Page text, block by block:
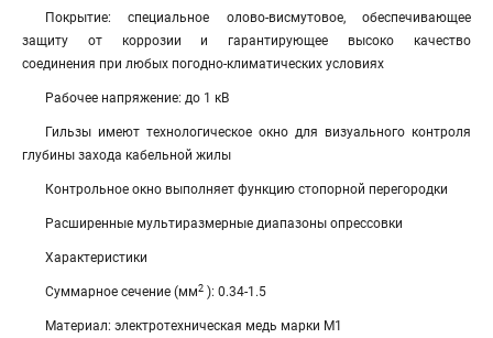
Покрытие: специальное олово-висмутовое, обеспечивающее
защиту от коррозии и гарантирующее высоко качество
соединения при любых погодно-климатических условиях
Рабочее напряжение: до 1 кВ
Гильзы имеют технологическое окно для визуального контроля
глубины захода кабельной жилы
Контрольное окно выполняет функцию стопорной перегородки
Расширенные мультиразмерные диапазоны опрессовки
Характеристики
Суммарное сечение (мм2 ): 0.34-1.5
Материал: электротехническая медь марки М1